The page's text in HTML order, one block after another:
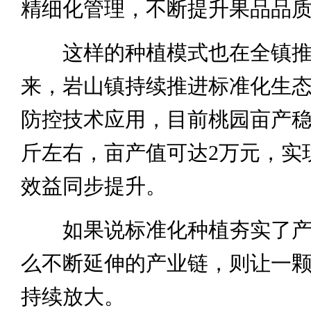
精细化管理，不断提升果品品
这样的种植模式也在全镇推
来，岩山镇持续推进标准化生
防控技术应用，目前桃园亩产
斤左右，亩产值可达2万元，实
效益同步提升。
如果说标准化种植夯实了产
么不断延伸的产业链，则让一
持续放大。